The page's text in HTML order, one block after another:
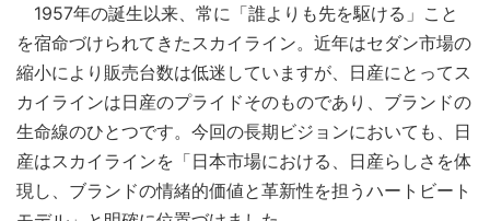
1957年の誕生以来、常に「誰よりも先を駆ける」こと
を宿命づけられてきたスカイライン。近年はセダン市場の
縮小により販売台数は低迷していますが、日産にとってス
カイラインは日産のプライドそのものであり、ブランドの
生命線のひとつです。今回の長期ビジョンにおいても、日
産はスカイラインを「日本市場における、日産らしさを体
現し、ブランドの情緒的価値と革新性を担うハートビート